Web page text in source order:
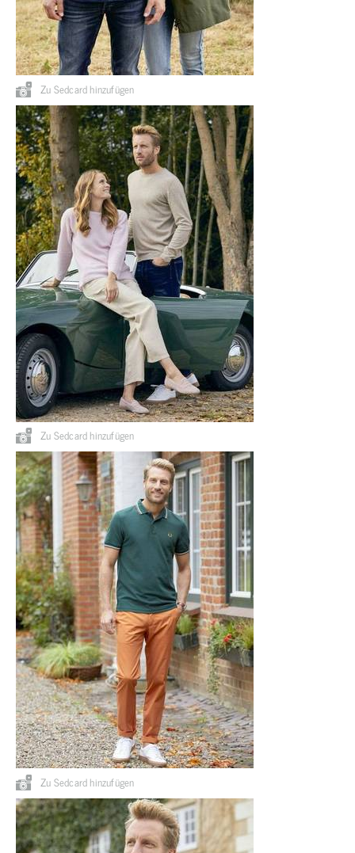
Zu Sedcard hinzufügen
Zu Sedcard hinzufügen
Zu Sedcard hinzufügen